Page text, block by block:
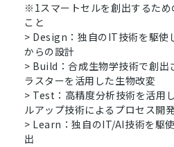
※1スマートセルを創出するた
こと
> Design：独自のIT技術を駆使
からの設計
> Build：合成生物学技術で創出
ラスターを活用した生物改変
> Test：高精度分析技術を活用
ルアップ技術によるプロセス開
> Learn：独自のIT/AI技術を駆
出